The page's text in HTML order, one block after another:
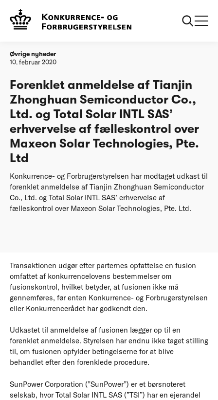
Forside
Co., Ltd. og Total Solar INTL SAS’ erhvervelse af
fælleskontrol over Maxeon Solar Technologies, Pte. Ltd
Øvrige nyheder
10. februar 2020
Forenklet anmeldelse af Tianjin
Zhonghuan Semiconductor Co.,
Ltd. og Total Solar INTL SAS’
erhvervelse af fælleskontrol over
Maxeon Solar Technologies, Pte.
Ltd
Konkurrence- og Forbrugerstyrelsen har modtaget udkast til
forenklet anmeldelse af Tianjin Zhonghuan Semiconductor
Co., Ltd. og Total Solar INTL SAS’ erhvervelse af
fælleskontrol over Maxeon Solar Technologies, Pte. Ltd.
Transaktionen udgør efter parternes opfattelse en fusion
omfattet af konkurrencelovens bestemmelser om
fusionskontrol, hvilket betyder, at fusionen ikke må
gennemføres, før enten Konkurrence- og Forbrugerstyrelsen
eller Konkurrencerådet har godkendt den.
Udkastet til anmeldelse af fusionen lægger op til en
forenklet anmeldelse. Styrelsen har endnu ikke taget stilling
til, om fusionen opfylder betingelserne for at blive
behandlet efter den forenklede procedure.
SunPower Corporation (”SunPower”) er et børsnoteret
selskab, hvor Total Solar INTL SAS (”TSI”) har en ejerandel